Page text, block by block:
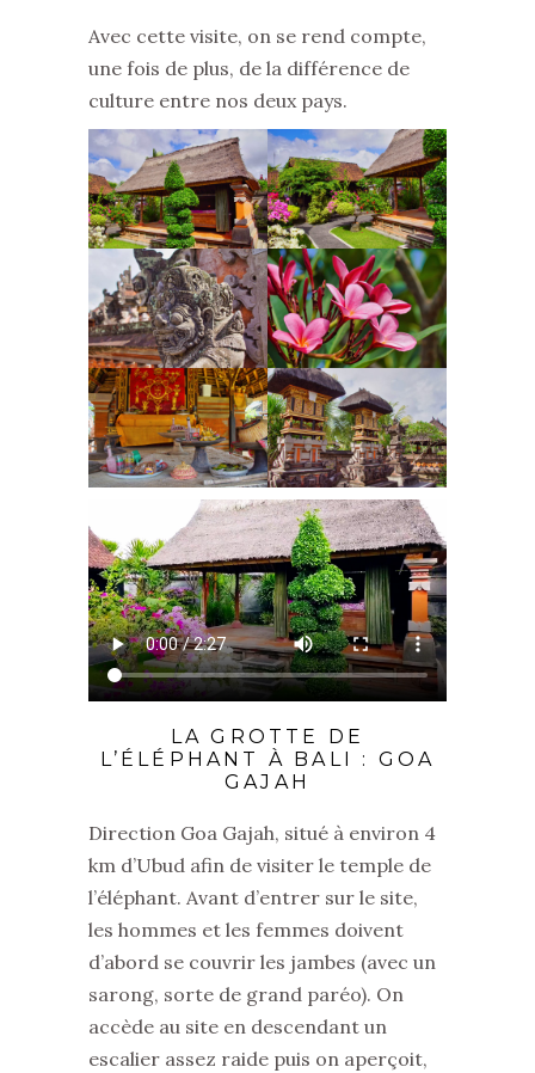
Avec cette visite, on se rend compte,
une fois de plus, de la différence de
culture entre nos deux pays.
LA GROTTE DE
L’ÉLÉPHANT À BALI : GOA
GAJAH
Direction Goa Gajah, situé à environ 4
km d’Ubud afin de visiter le temple de
l’éléphant. Avant d’entrer sur le site,
les hommes et les femmes doivent
d’abord se couvrir les jambes (avec un
sarong, sorte de grand paréo). On
accède au site en descendant un
escalier assez raide puis on aperçoit,